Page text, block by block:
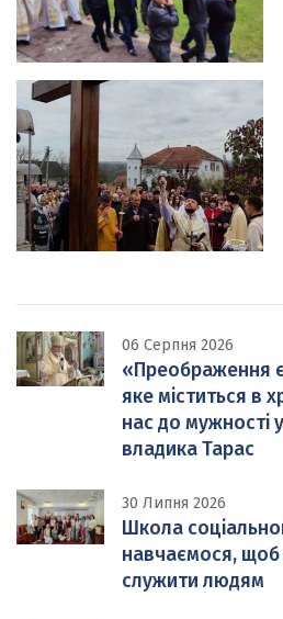
06 Серпня 2026
«Преображення
яке міститься в
нас до мужності
владика Тарас
30 Липня 2026
Школа
навчаємося,
служити людям